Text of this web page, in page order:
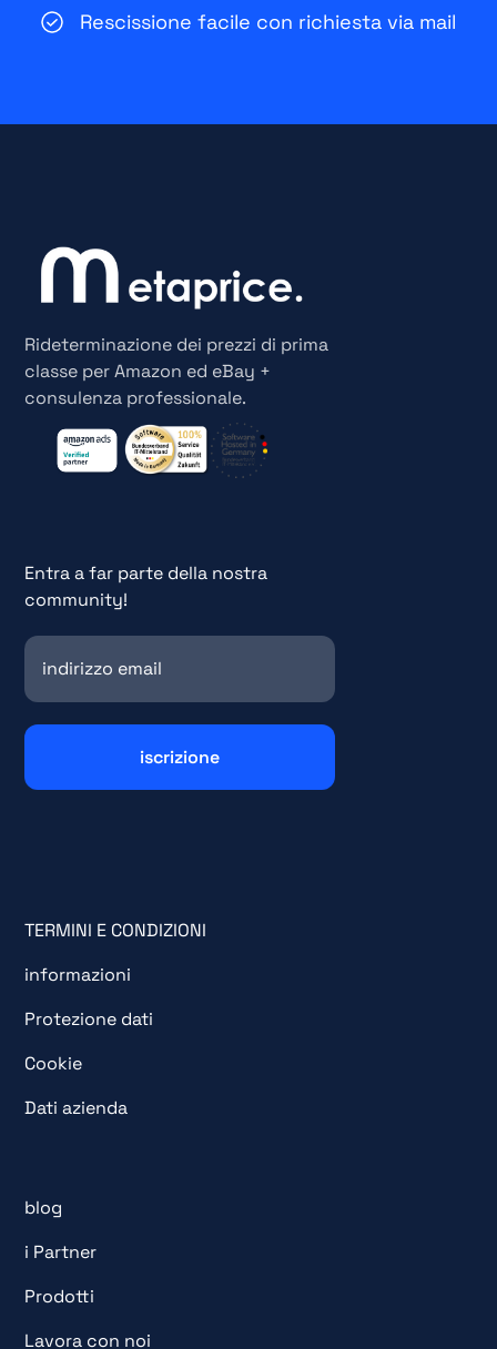
Rescissione facile con richiesta via mail
Rideterminazione dei prezzi di prima
classe per Amazon ed eBay +
consulenza professionale.
Entra a far parte della nostra
community!
TERMINI E CONDIZIONI
informazioni
Protezione dati
Cookie
Dati azienda
blog
i Partner
Prodotti
Lavora con noi